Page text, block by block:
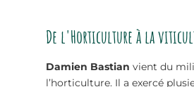
De l'Horticulture à la
Damien Bastian vient du
l’horticulture. Il a exercé